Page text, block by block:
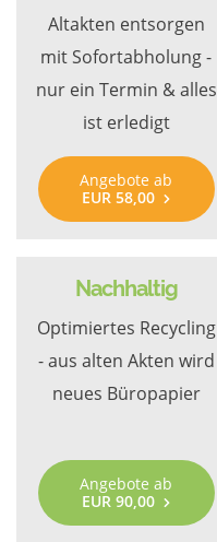
Altakten entsorgen
mit Sofortabholung -
nur ein Termin & alles
ist erledigt
Angebote ab
EUR 58,00
Nachhaltig
Optimiertes Recycling
- aus alten Akten wird
neues Büropapier
Angebote ab
EUR 90,00